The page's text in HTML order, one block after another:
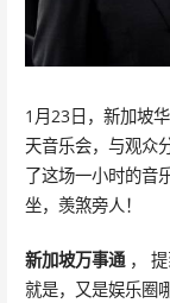
1月23日，新加坡
天音乐会，与观众
了这场一小时的音
坐，羡煞旁人！
新加坡万事通， 提
就是，又是娱乐圈